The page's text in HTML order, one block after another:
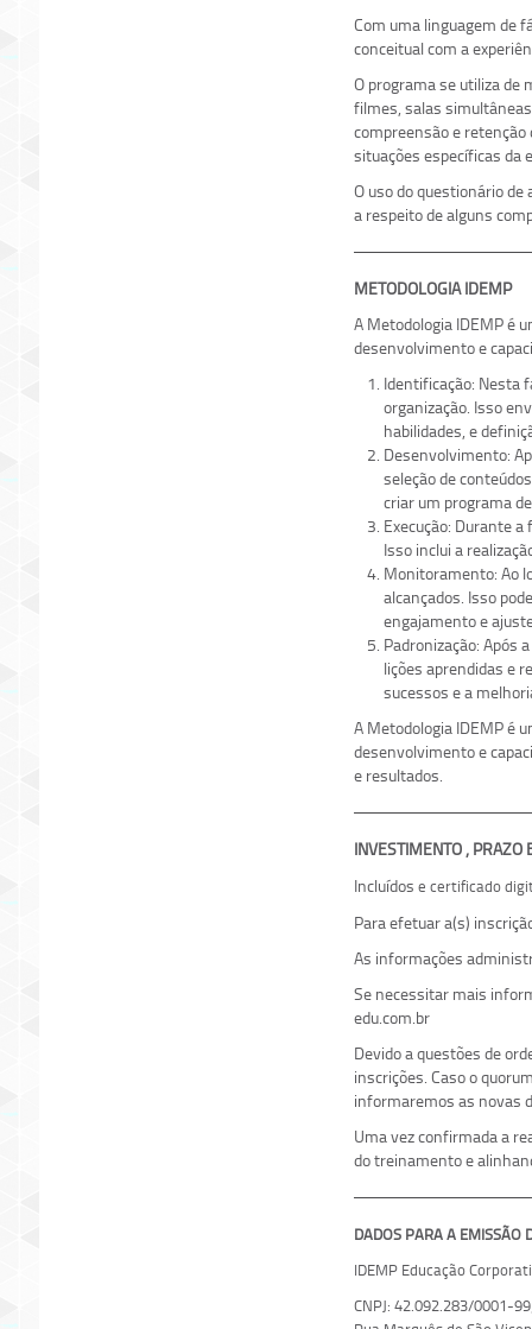
Com uma linguagem de
conceitual com a
O programa se utiliza de
filmes, salas
compreensão e
situações específicas da
O uso do questionário
a respeito de alguns
METODOLOGIA IDEMP
A Metodologia IDEMP é
desenvolvimento e
Identificação: Nesta
organização. Isso
habilidades, e
Desenvolvimento:
seleção de
criar um programa
Execução: Durante
Isso inclui a
Monitoramento: Ao
alcançados. Isso
engajamento e
Padronização: Após
lições aprendidas e
sucessos e a
A Metodologia IDEMP é
desenvolvimento e
e resultados.
INVESTIMENTO , PRAZO
Incluídos e certificado
Para efetuar a(s)
As informações
Se necessitar mais
edu.com.br
Devido a questões de
inscrições. Caso o
informaremos as novas
Uma vez confirmada a
do treinamento e
DADOS PARA A
IDEMP Educação
CNPJ: 42.092.283/0001-